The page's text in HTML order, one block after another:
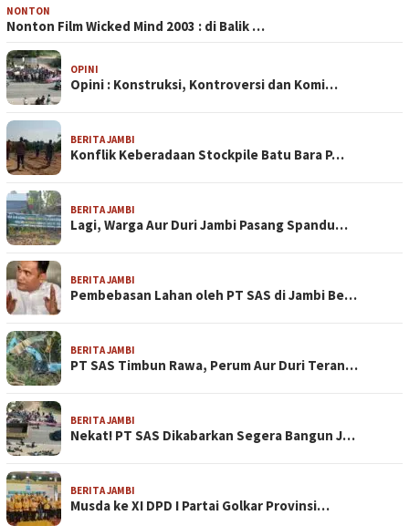
NONTON
Nonton Film Wicked Mind 2003 : di Balik …
OPINI
Opini : Konstruksi, Kontroversi dan Komi…
BERITA JAMBI
Konflik Keberadaan Stockpile Batu Bara P…
BERITA JAMBI
Lagi, Warga Aur Duri Jambi Pasang Spandu…
BERITA JAMBI
Pembebasan Lahan oleh PT SAS di Jambi Be…
BERITA JAMBI
PT SAS Timbun Rawa, Perum Aur Duri Teran…
BERITA JAMBI
Nekat! PT SAS Dikabarkan Segera Bangun J…
BERITA JAMBI
Musda ke XI DPD I Partai Golkar Provinsi…